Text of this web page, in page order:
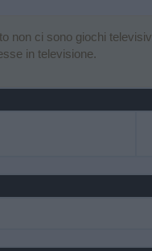
non ci sono giochi
in televisione.